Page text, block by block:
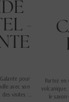
-
pour
avec son
visites :
Partez
volcanique.
le